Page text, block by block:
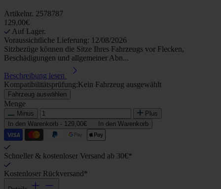
Artikelnr. 2578787
129,00€
Auf Lager.
Voraussichtliche Lieferung: 12/08/2026
Sitzbezüge können die Sitze Ihres Fahrzeugs vor Flecken,
Beschädigungen und allgemeiner Abn...
Beschreibung lesen
Kompatibilitätsprüfung:Kein Fahrzeug ausgewählt
Fahrzeug auswählen
Menge
Minus
Plus
In den Warenkorb - 129,00€ In den Warenkorb
Schneller & kostenloser Versand ab 30€*
Kostenloser Rückversand*